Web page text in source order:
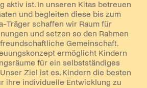
aktiv ist. In unseren Kitas betreuen
und begleiten diese bis zum
Träger schaffen wir Raum für
und setzen so den Rahmen
Gemeinschaft.
ermöglicht Kindern
für ein selbstständiges
Ziel ist es, Kindern die besten
ihre individuelle Entwicklung zu